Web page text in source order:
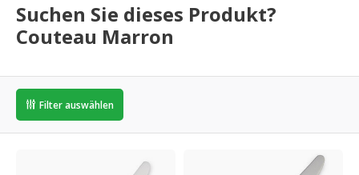
Suchen Sie dieses Produkt?
Couteau Marron
Filter auswählen